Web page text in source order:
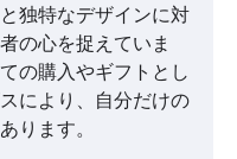
独特なデザインに対
の心を捉えていま
の購入やギフトとし
により、自分だけの
ります。